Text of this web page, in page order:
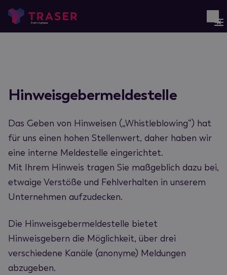
Hinweisgebermeldestelle
Das Geben von Hinweisen („Whistleblowing“) hat
für uns einen hohen Stellenwert, daher haben wir
eine interne Meldestelle eingerichtet.
Mit Ihrem Hinweis tragen Sie maßgeblich dazu bei,
etwaige Verstöße und Fehlverhalten in unserem
Unternehmen aufzudecken.
Die Hinweisgebermeldestelle bietet
Hinweisgebern die Möglichkeit, über drei
verschiedene Kanäle (anonyme) Meldungen
abzugeben.